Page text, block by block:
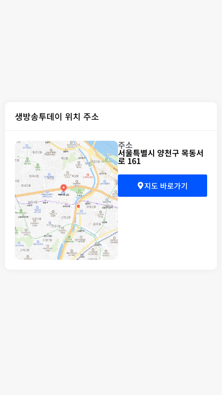
생방송투데이 위치 주소
주소
서울특별시 양천구 목동서
로 161
지도 바로가기